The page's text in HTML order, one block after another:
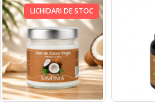
LICHIDARI DE STOC